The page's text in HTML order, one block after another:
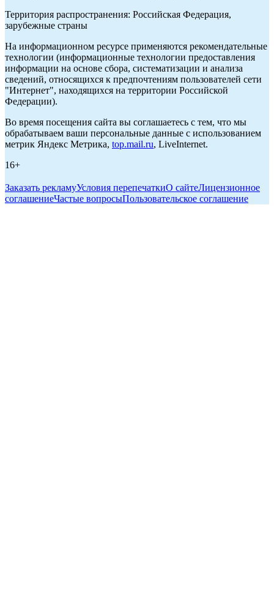
Территория распространения: Российская Федерация,
зарубежные страны
На информационном ресурсе применяются рекомендательные
технологии (информационные технологии предоставления
информации на основе сбора, систематизации и анализа
сведений, относящихся к предпочтениям пользователей сети
"Интернет", находящихся на территории Российской
Федерации).
Во время посещения сайта вы соглашаетесь с тем, что мы
обрабатываем ваши персональные данные с использованием
метрик Яндекс Метрика, top.mail.ru, LiveInternet.
16+
Заказать рекламуУсловия перепечаткиО сайтеЛицензионное
соглашениеЧастые вопросыПользовательское соглашение